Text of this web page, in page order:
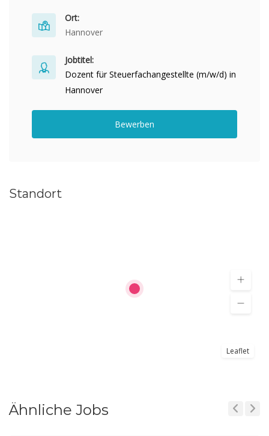
Ort:
Hannover
Jobtitel:
Dozent für Steuerfachangestellte (m/w/d) in
Hannover
Bewerben
Standort
Leaflet
Ähnliche Jobs